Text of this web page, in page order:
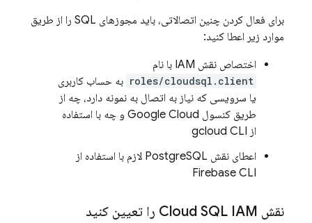
برای فعال کردن چنین اتصالاتی، باید مجوزهای SQL را از طریق
موارد زیر اعطا کنید:
اختصاص نقش IAM با نام
roles/cloudsql.client به حساب کاربری
یا سرویسی که نیاز به اتصال به نمونه دارد، چه از
طریق کنسول Google Cloud و چه با استفاده
از gcloud CLI
اعطای نقش PostgreSQL لازم با استفاده از
Firebase CLI
نقش Cloud SQL IAM را تعیین کنید